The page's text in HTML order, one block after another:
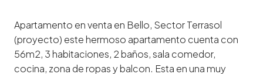
Apartamento en venta en Bello, Sector Terrasol
(proyecto) este hermoso apartamento cuenta con
56m2, 3 habitaciones, 2 baños, sala comedor,
cocina, zona de ropas y balcon. Esta en una muy